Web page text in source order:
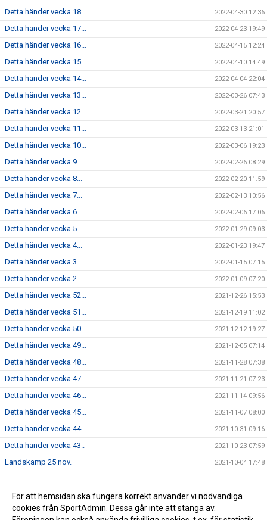
Detta händer vecka 18... 2022-04-30 12:36
Detta händer vecka 17... 2022-04-23 19:49
Detta händer vecka 16... 2022-04-15 12:24
Detta händer vecka 15... 2022-04-10 14:49
Detta händer vecka 14... 2022-04-04 22:04
Detta händer vecka 13... 2022-03-26 07:43
Detta händer vecka 12... 2022-03-21 20:57
Detta händer vecka 11... 2022-03-13 21:01
Detta händer vecka 10... 2022-03-06 19:23
Detta händer vecka 9... 2022-02-26 08:29
Detta händer vecka 8... 2022-02-20 11:59
Detta händer vecka 7... 2022-02-13 10:56
Detta händer vecka 6 2022-02-06 17:06
Detta händer vecka 5... 2022-01-29 09:03
Detta händer vecka 4... 2022-01-23 19:47
Detta händer vecka 3... 2022-01-15 07:15
Detta händer vecka 2... 2022-01-09 07:20
Detta händer vecka 52... 2021-12-26 15:53
Detta händer vecka 51... 2021-12-19 11:02
Detta händer vecka 50... 2021-12-12 19:27
Detta händer vecka 49... 2021-12-05 07:14
Detta händer vecka 48... 2021-11-28 07:38
Detta händer vecka 47... 2021-11-21 07:23
Detta händer vecka 46... 2021-11-14 09:56
Detta händer vecka 45... 2021-11-07 08:00
Detta händer vecka 44... 2021-10-31 09:16
Detta händer vecka 43.. 2021-10-23 07:59
Landskamp 25 nov. 2021-10-04 17:48
Skridsko och korvgrillning 2021-02-02 19:33
Regelgenomgång 28 okt. 11:00 2020-10-27 06:22
För att hemsidan ska fungera korrekt använder vi nödvändiga
cookies från SportAdmin. Dessa går inte att stänga av.